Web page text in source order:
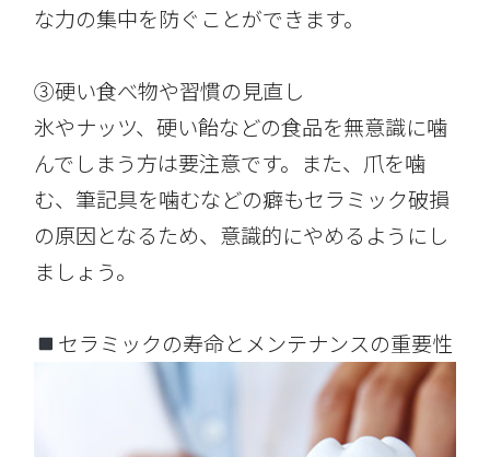
な力の集中を防ぐことができます。
③硬い食べ物や習慣の見直し
氷やナッツ、硬い飴などの食品を無意識に噛
んでしまう方は要注意です。また、爪を噛
む、筆記具を噛むなどの癖もセラミック破損
の原因となるため、意識的にやめるようにし
ましょう。
セラミックの寿命とメンテナンスの重要性